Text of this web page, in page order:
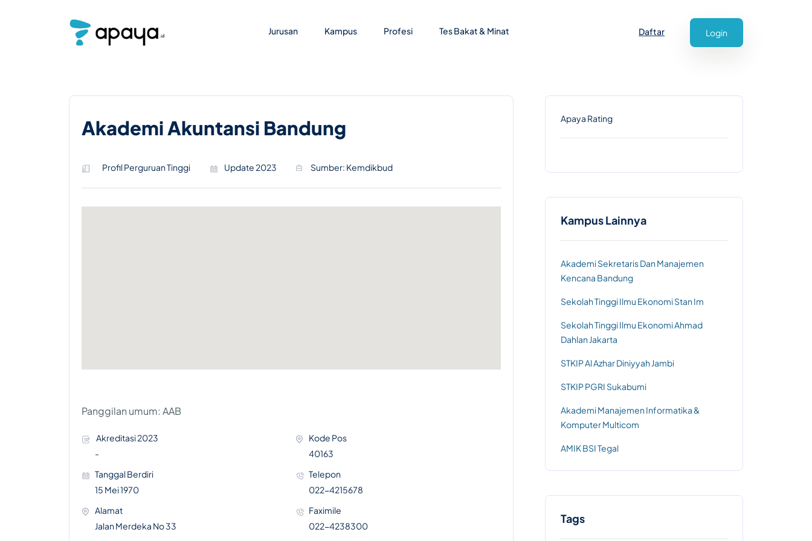
Jurusan Kampus Profesi Tes Bakat & Minat Daftar Login
Akademi Akuntansi Bandung
Profil Perguruan Tinggi Update 2023 Sumber: Kemdikbud
Panggilan umum: AAB
Akreditasi 2023
-
Tanggal Berdiri
15 Mei 1970
Alamat
Jalan Merdeka No 33
Kode Pos
40163
Telepon
022-4215678
Faximile
022-4238300
Apaya Rating
Kampus Lainnya
Akademi Sekretaris Dan Manajemen
Kencana Bandung
Sekolah Tinggi Ilmu Ekonomi Stan Im
Sekolah Tinggi Ilmu Ekonomi Ahmad
Dahlan Jakarta
STKIP Al Azhar Diniyyah Jambi
STKIP PGRI Sukabumi
Akademi Manajemen Informatika &
Komputer Multicom
AMIK BSI Tegal
Tags